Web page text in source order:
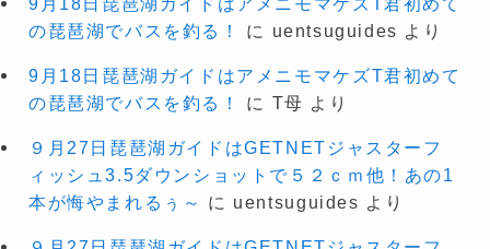
の琵琶湖でバスを釣る！
に uentsuguides より
9月18日琵琶湖ガイドはアメニモマケズT君初めて
の琵琶湖でバスを釣る！
に T母 より
９月27日琵琶湖ガイドはGETNETジャスターフ
ィッシュ3.5ダウンショットで５２ｃｍ他！あの1
本が悔やまれるぅ～
に uentsuguides より